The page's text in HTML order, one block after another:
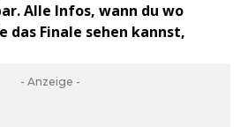
Alle Infos, wann du wo
das Finale sehen kannst,
- Anzeige -